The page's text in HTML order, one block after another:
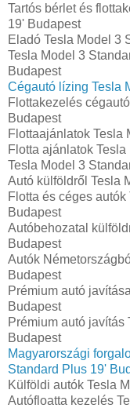
Tartós bérlet és
19' Budapest
Eladó Tesla Model 3
Tesla Model 3
Budapest
Cégautó lízing Tesla
Flottakezelés
Budapest
Flottaajánlatok Tesla
Flotta ajánlatok
Tesla Model 3
Autó külföldről Tesla
Flotta és céges
Budapest
Autóbehozatal
Budapest
Autók
Budapest
Prémium autó
Budapest
Prémium autó javítás
Budapest
Magyarországi
Standard Plus 19'
Külföldi autók‎ Tesla
Autófloatta kezelés